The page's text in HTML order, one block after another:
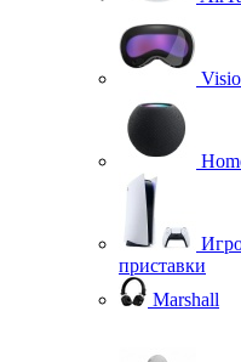
приставки
Marshall